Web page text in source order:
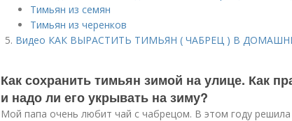
Тимьян из семян
Тимьян из черенков
Видео КАК ВЫРАСТИТЬ ТИМЬЯН ( ЧАБРЕЦ ) В
Как сохранить тимьян зимой на улице. Как
и надо ли его укрывать на зиму?
Мой папа очень любит чай с чабрецом. В этом году решила